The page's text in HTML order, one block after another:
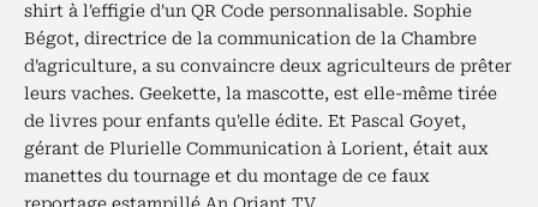
shirt à l'effigie d'un QR Code personnalisable. Sophie
Bégot, directrice de la communication de la Chambre
d'agriculture, a su convaincre deux agriculteurs de prêter
leurs vaches. Geekette, la mascotte, est elle-même tirée
de livres pour enfants qu'elle édite. Et Pascal Goyet,
gérant de Plurielle Communication à Lorient, était aux
manettes du tournage et du montage de ce faux